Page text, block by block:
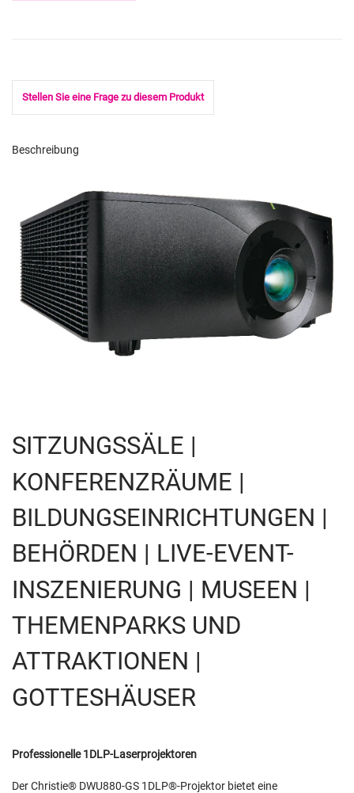
Stellen Sie eine Frage zu diesem Produkt
Beschreibung
SITZUNGSSÄLE |
KONFERENZRÄUME |
BILDUNGSEINRICHTUNGEN |
BEHÖRDEN | LIVE-EVENT-
INSZENIERUNG | MUSEEN |
THEMENPARKS UND
ATTRAKTIONEN |
GOTTESHÄUSER
Professionelle 1DLP-Laserprojektoren
Der Christie® DWU880-GS 1DLP®-Projektor bietet eine